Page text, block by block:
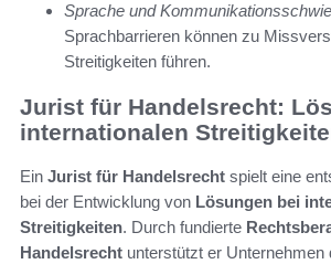
Sprache und
Sprachbarrieren können zu
Streitigkeiten führen.
Jurist für Handelsrecht:
internationalen
Ein Jurist für Handelsrecht spielt eine
bei der Entwicklung von Lösungen bei
Streitigkeiten. Durch fundierte
Handelsrecht unterstützt er Unternehmen